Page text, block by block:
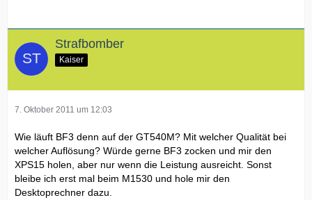
Strafbomber
Kaiser
7. Oktober 2011 um 12:03
Wie läuft BF3 denn auf der GT540M? Mit welcher Qualität bei
welcher Auflösung? Würde gerne BF3 zocken und mir den
XPS15 holen, aber nur wenn die Leistung ausreicht. Sonst
bleibe ich erst mal beim M1530 und hole mir den
Desktoprechner dazu.